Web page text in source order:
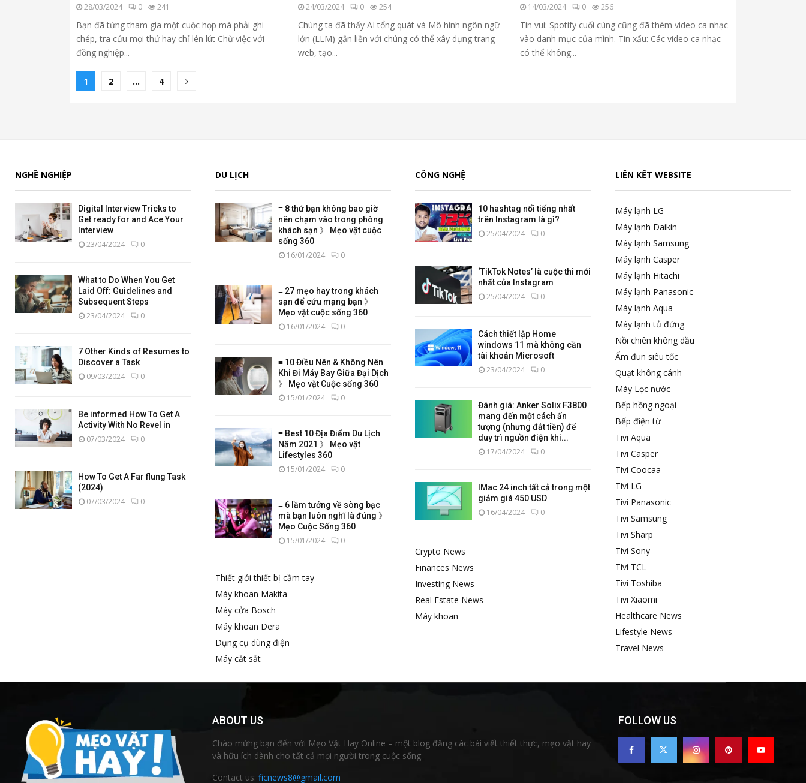
28/03/2024 0 241
Bạn đã từng tham gia một cuộc họp mà phải ghi
chép, tra cứu mọi thứ hay chỉ lén lút Chừ việc với
đồng nghiệp...
24/03/2024 0 254
Chúng ta đã thấy AI tổng quát và Mô hình ngôn ngữ
lớn (LLM) gắn liền với chúng có thể xây dựng trang
web, tạo...
14/03/2024 0 256
Tin vui: Spotify cuối cùng cũng đã thêm video ca nhạc
vào danh mục của mình. Tin xấu: Các video ca nhạc
có thể không...
Phân
1 2 … 4
NGHỀ NGHIỆP
Digital Interview Tricks to
Get ready for and Ace Your
Interview
23/04/2024 0
What to Do When You Get
Laid Off: Guidelines and
Subsequent Steps
23/04/2024 0
7 Other Kinds of Resumes to
Discover a Task
09/03/2024 0
Be informed How To Get A
Activity With No Revel in
07/03/2024 0
How To Get A Far flung Task
(2024)
07/03/2024 0
DU LỊCH
≡ 8 thứ bạn không bao giờ
nên chạm vào trong phòng
khách sạn 》 Mẹo vặt cuộc
sống 360
16/01/2024 0
≡ 27 mẹo hay trong khách
sạn để cứu mạng bạn 》
Mẹo vặt cuộc sống 360
16/01/2024 0
≡ 10 Điều Nên & Không Nên
Khi Đi Máy Bay Giữa Đại Dịch
》 Mẹo vặt Cuộc sống 360
15/01/2024 0
≡ Best 10 Địa Điểm Du Lịch
Năm 2021 》 Mẹo vặt
Lifestyles 360
15/01/2024 0
≡ 6 lầm tưởng về sòng bạc
mà bạn luôn nghĩ là đúng 》
Mẹo Cuộc Sống 360
15/01/2024 0
Thiết giới thiết bị cầm tay
Máy khoan Makita
Máy cửa Bosch
Máy khoan Dera
Dụng cụ dùng điện
Máy cắt sắt
CÔNG NGHỆ
10 hashtag nổi tiếng nhất
trên Instagram là gì?
25/04/2024 0
‘TikTok Notes’ là cuộc thi mới
nhất của Instagram
25/04/2024 0
Cách thiết lập Home
windows 11 mà không cần
tài khoản Microsoft
23/04/2024 0
Đánh giá: Anker Solix F3800
mang đến một cách ấn
tượng (nhưng đắt tiền) để
duy trì nguồn điện khi...
17/04/2024 0
IMac 24 inch tất cả trong một
giảm giá 450 USD
16/04/2024 0
Crypto News
Finances News
Investing News
Real Estate News
Máy khoan
LIÊN KẾT WEBSITE
Máy lạnh LG
Máy lạnh Daikin
Máy lạnh Samsung
Máy lạnh Casper
Máy lạnh Hitachi
Máy lạnh Panasonic
Máy lạnh Aqua
Máy lạnh tủ đứng
Nồi chiên không dầu
Ấm đun siêu tốc
Quạt không cánh
Máy Lọc nước
Bếp hồng ngoại
Bếp điện từ
Tivi Aqua
Tivi Casper
Tivi Coocaa
Tivi LG
Tivi Panasonic
Tivi Samsung
Tivi Sharp
Tivi Sony
Tivi TCL
Tivi Toshiba
Tivi Xiaomi
Healthcare News
Lifestyle News
Travel News
ABOUT US
Chào mừng bạn đến với Mẹo Vặt Hay Online – một blog đăng các bài viết thiết thực, mẹo vặt hay
và hữu ích dành cho tất cả mọi người trong cuộc sống.
Contact us: ficnews8@gmail.com
FOLLOW US